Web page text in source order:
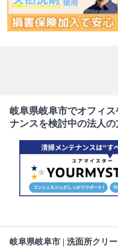
岐阜県岐阜市でオフィ
ナンスを検討中の法人の
岐阜県岐阜市 | 洗面所クリ